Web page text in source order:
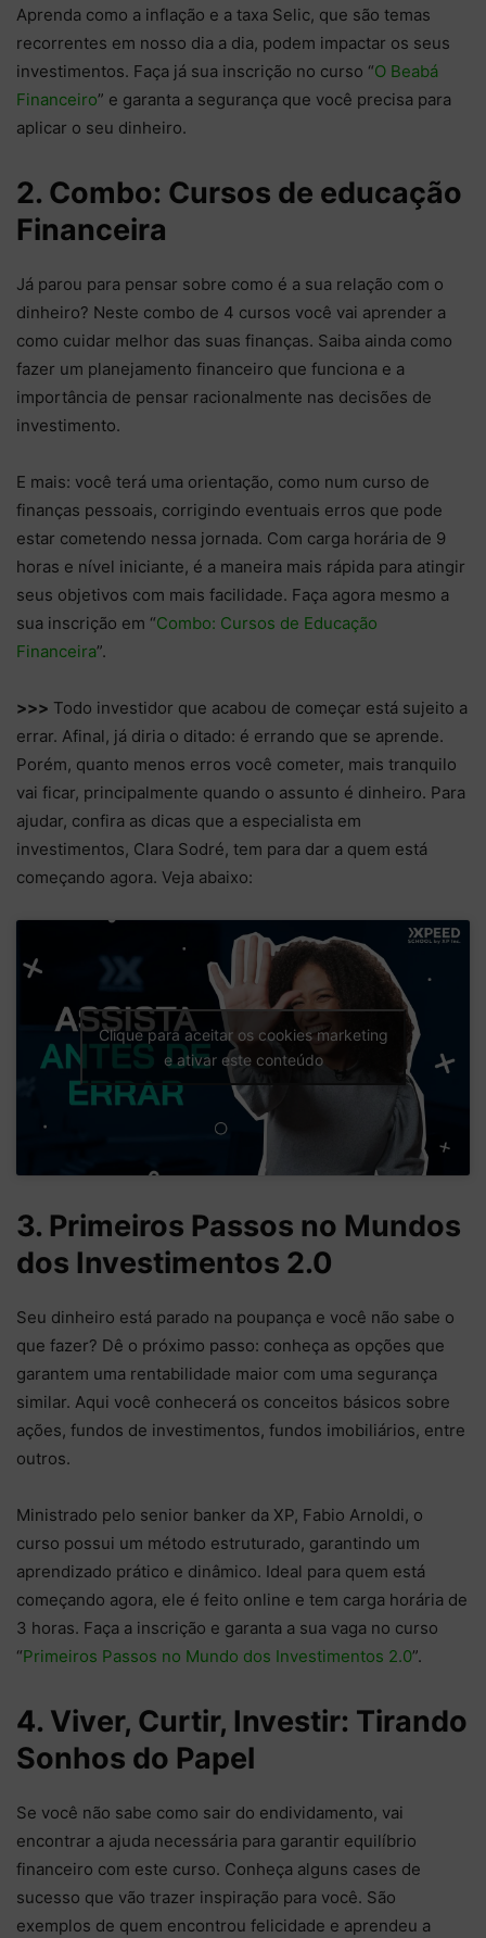
Aprenda como a inflação e a taxa Selic, que são temas
recorrentes em nosso dia a dia, podem impactar os seus
investimentos. Faça já sua inscrição no curso “O Beabá
Financeiro” e garanta a segurança que você precisa para
aplicar o seu dinheiro.
2. Combo: Cursos de educação
Financeira
Já parou para pensar sobre como é a sua relação com o
dinheiro? Neste combo de 4 cursos você vai aprender a
como cuidar melhor das suas finanças. Saiba ainda como
fazer um planejamento financeiro que funciona e a
importância de pensar racionalmente nas decisões de
investimento.
E mais: você terá uma orientação, como num curso de
finanças pessoais, corrigindo eventuais erros que pode
estar cometendo nessa jornada. Com carga horária de 9
horas e nível iniciante, é a maneira mais rápida para atingir
seus objetivos com mais facilidade. Faça agora mesmo a
sua inscrição em “Combo: Cursos de Educação
Financeira”.
>>> Todo investidor que acabou de começar está sujeito a
errar. Afinal, já diria o ditado: é errando que se aprende.
Porém, quanto menos erros você cometer, mais tranquilo
vai ficar, principalmente quando o assunto é dinheiro. Para
ajudar, confira as dicas que a especialista em
investimentos, Clara Sodré, tem para dar a quem está
começando agora. Veja abaixo:
Clique para aceitar os cookies marketing
e ativar este conteúdo
3. Primeiros Passos no Mundos
dos Investimentos 2.0
Seu dinheiro está parado na poupança e você não sabe o
que fazer? Dê o próximo passo: conheça as opções que
garantem uma rentabilidade maior com uma segurança
similar. Aqui você conhecerá os conceitos básicos sobre
ações, fundos de investimentos, fundos imobiliários, entre
outros.
Ministrado pelo senior banker da XP, Fabio Arnoldi, o
curso possui um método estruturado, garantindo um
aprendizado prático e dinâmico. Ideal para quem está
começando agora, ele é feito online e tem carga horária de
3 horas. Faça a inscrição e garanta a sua vaga no curso
“Primeiros Passos no Mundo dos Investimentos 2.0”.
4. Viver, Curtir, Investir: Tirando
Sonhos do Papel
Se você não sabe como sair do endividamento, vai
encontrar a ajuda necessária para garantir equilíbrio
financeiro com este curso. Conheça alguns cases de
sucesso que vão trazer inspiração para você. São
exemplos de quem encontrou felicidade e aprendeu a